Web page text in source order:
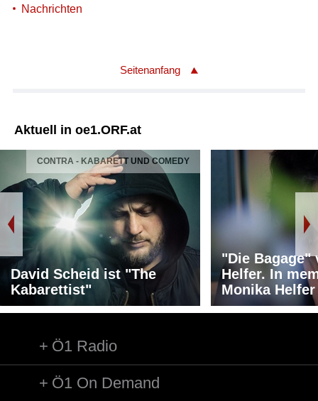
Nachrichten
Seitenanfang
Aktuell in oe1.ORF.at
CONTRA - KABARETT UND COMEDY
David Scheid ist "The
Kabarettist"
"Die Bagage"
Helfer. In
Monika Helfer
Ö1 Radio
Ö1 On Demand